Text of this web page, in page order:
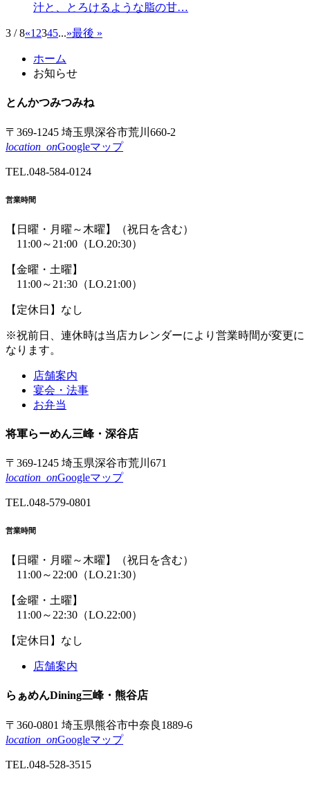
汁と、とろけるような脂の甘…
3 / 8«1 2345...»最後 »
ツ
文
の
頭
戻
る
先
へ
戻
ホーム
お知らせ
とんかつみつみね
〒369-1245 埼玉県深谷市荒川660-2
location_onGoogleマップ
TEL.048-584-0124
営業時間
【日曜・月曜～木曜】
（祝日を含む）
11:00～21:00 （LO.20:30）
【金曜・土曜】
11:00～21:30 （LO.21:00）
【定休日】なし
※祝前日、連休時は当店カレンダーにより 営業時間が変更に
なります。
店舗案内
宴会・法事
お弁当
将軍らーめん三峰・深谷店
〒369-1245 埼玉県深谷市荒川671
location_onGoogleマップ
TEL.048-579-0801
営業時間
【日曜・月曜～木曜】
（祝日を含む）
11:00～22:00 （LO.21:30）
【金曜・土曜】
11:00～22:30 （LO.22:00）
【定休日】なし
店舗案内
らぁめんDining三峰・熊谷店
〒360-0801 埼玉県熊谷市中奈良1889-6
location_onGoogleマップ
TEL.048-528-3515